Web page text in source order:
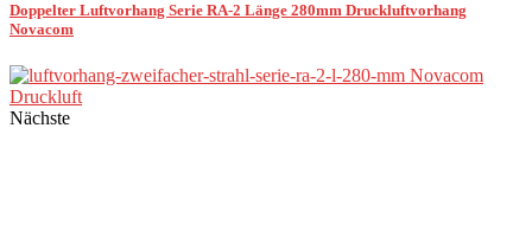
Doppelter Luftvorhang Serie RA-2 Länge 280mm Druckluftvorhang
Novacom
Nächste